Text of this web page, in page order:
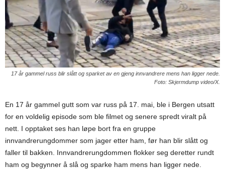
17 år gammel russ blir slått og sparket av en gjeng innvandrere mens han ligger nede.
Foto: Skjermdump video/X.
En 17 år gammel gutt som var russ på 17. mai, ble i Bergen utsatt
for en voldelig episode som ble filmet og senere spredt viralt på
nett. I opptaket ses han løpe bort fra en gruppe
innvandrerungdommer som jager etter ham, før han blir slått og
faller til bakken. Innvandrerungdommen flokker seg deretter rundt
ham og begynner å slå og sparke ham mens han ligger nede.